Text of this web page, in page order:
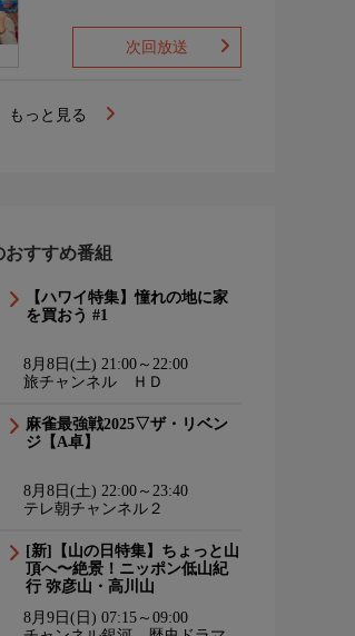
次回放送
もっと見る
おすすめ番組
【ハワイ特集】憧れの地に家
を買おう #1
8月8日(土) 21:00～22:00
旅チャンネル ＨＤ
麻雀最強戦2025▽ザ・リベン
ジ【A卓】
8月8日(土) 22:00～23:40
テレ朝チャンネル２
[新]【山の日特集】ちょっと山
頂へ〜絶景！ニッポン低山紀
行 弥彦山・高川山
8月9日(日) 07:15～09:00